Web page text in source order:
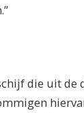
die uit